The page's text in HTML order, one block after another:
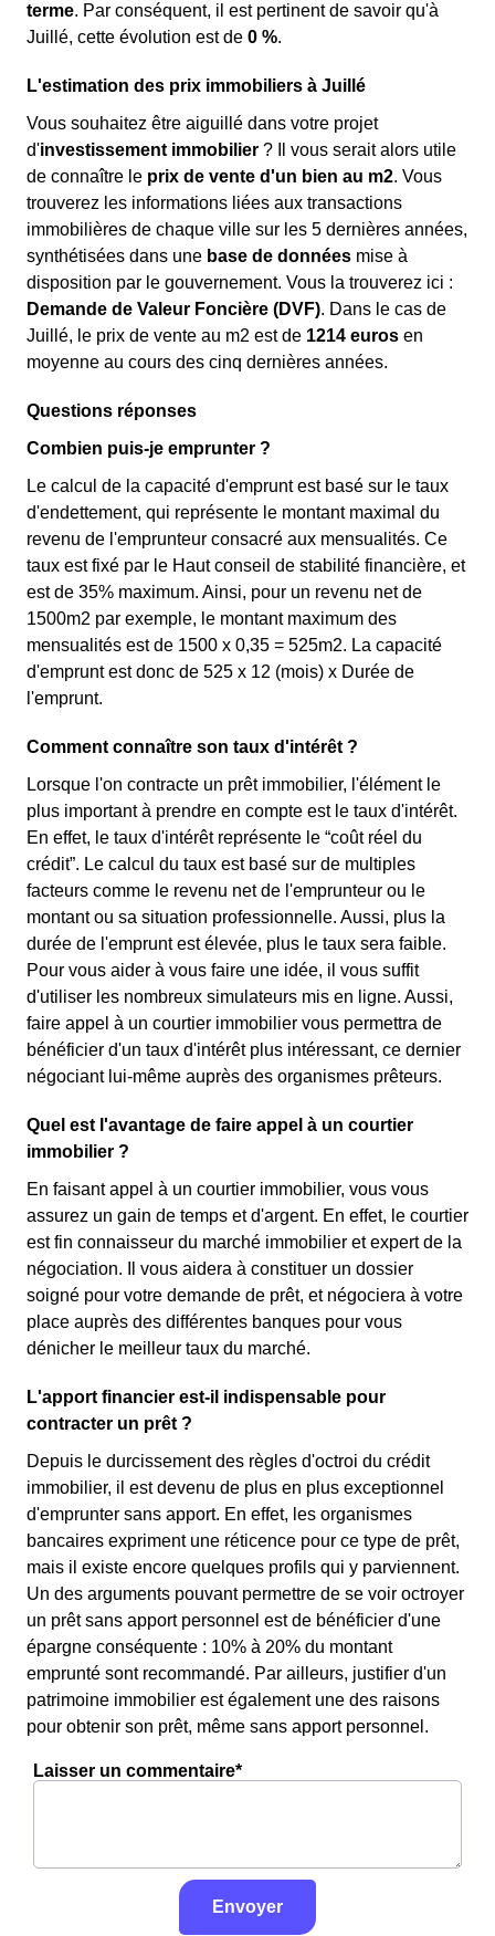
terme. Par conséquent, il est pertinent de savoir qu'à
Juillé, cette évolution est de 0 %.
L'estimation des prix immobiliers à Juillé
Vous souhaitez être aiguillé dans votre projet
d'investissement immobilier ? Il vous serait alors utile
de connaître le prix de vente d'un bien au m2. Vous
trouverez les informations liées aux transactions
immobilières de chaque ville sur les 5 dernières années,
synthétisées dans une base de données mise à
disposition par le gouvernement. Vous la trouverez ici :
Demande de Valeur Foncière (DVF). Dans le cas de
Juillé, le prix de vente au m2 est de 1214 euros en
moyenne au cours des cinq dernières années.
Questions réponses
Combien puis-je emprunter ?
Le calcul de la capacité d'emprunt est basé sur le taux
d'endettement, qui représente le montant maximal du
revenu de l'emprunteur consacré aux mensualités. Ce
taux est fixé par le Haut conseil de stabilité financière, et
est de 35% maximum. Ainsi, pour un revenu net de
1500m2 par exemple, le montant maximum des
mensualités est de 1500 x 0,35 = 525m2. La capacité
d'emprunt est donc de 525 x 12 (mois) x Durée de
l'emprunt.
Comment connaître son taux d'intérêt ?
Lorsque l'on contracte un prêt immobilier, l'élément le
plus important à prendre en compte est le taux d'intérêt.
En effet, le taux d'intérêt représente le “coût réel du
crédit”. Le calcul du taux est basé sur de multiples
facteurs comme le revenu net de l'emprunteur ou le
montant ou sa situation professionnelle. Aussi, plus la
durée de l'emprunt est élevée, plus le taux sera faible.
Pour vous aider à vous faire une idée, il vous suffit
d'utiliser les nombreux simulateurs mis en ligne. Aussi,
faire appel à un courtier immobilier vous permettra de
bénéficier d'un taux d'intérêt plus intéressant, ce dernier
négociant lui-même auprès des organismes prêteurs.
Quel est l'avantage de faire appel à un courtier
immobilier ?
En faisant appel à un courtier immobilier, vous vous
assurez un gain de temps et d'argent. En effet, le courtier
est fin connaisseur du marché immobilier et expert de la
négociation. Il vous aidera à constituer un dossier
soigné pour votre demande de prêt, et négociera à votre
place auprès des différentes banques pour vous
dénicher le meilleur taux du marché.
L'apport financier est-il indispensable pour
contracter un prêt ?
Depuis le durcissement des règles d'octroi du crédit
immobilier, il est devenu de plus en plus exceptionnel
d'emprunter sans apport. En effet, les organismes
bancaires expriment une réticence pour ce type de prêt,
mais il existe encore quelques profils qui y parviennent.
Un des arguments pouvant permettre de se voir octroyer
un prêt sans apport personnel est de bénéficier d'une
épargne conséquente : 10% à 20% du montant
emprunté sont recommandé. Par ailleurs, justifier d'un
patrimoine immobilier est également une des raisons
pour obtenir son prêt, même sans apport personnel.
Laisser un commentaire*
Envoyer